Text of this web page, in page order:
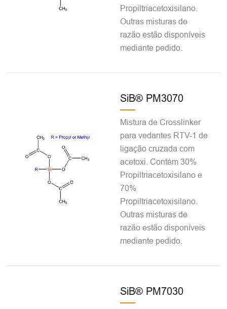
Propiltriacetoxisilano.
Outras misturas de
razão estão disponíveis
mediante pedido.
SiB® PM3070
Mistura de Crosslinker
para vedantes RTV-1 de
ligação cruzada com
acetoxi. Contém 30%
Propiltriacetoxisilano e
70%
Propiltriacetoxisilano.
Outras misturas de
razão estão disponíveis
mediante pedido.
SiB® PM7030